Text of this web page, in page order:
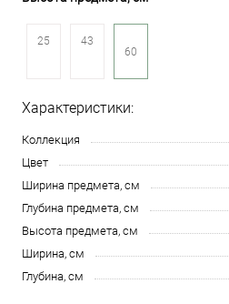
25
43
60
Характеристики:
Коллекция
Цвет
Ширина предмета, см
Глубина предмета, см
Высота предмета, см
Ширина, см
Глубина, см